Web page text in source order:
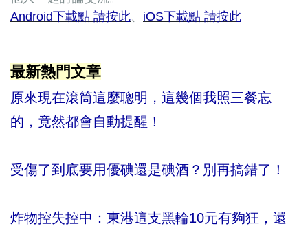
Android下載點 請按此、 iOS下載點 請按此
最新熱門文章
原來現在滾筒這麼聰明，這幾個我照三餐忘
的，竟然都會自動提醒！
受傷了到底要用優碘還是碘酒？別再搞錯了！
炸物控失控中：東港這支黑輪10元有夠狂，還